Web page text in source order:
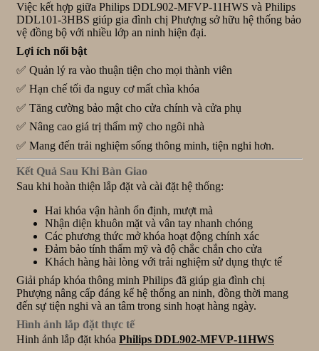
Việc kết hợp giữa Philips DDL902-MFVP-11HWS và Philips
DDL101-3HBS giúp gia đình chị Phượng sở hữu hệ thống bảo
vệ đồng bộ với nhiều lớp an ninh hiện đại.
Lợi ích nổi bật
✅ Quản lý ra vào thuận tiện cho mọi thành viên
✅ Hạn chế tối đa nguy cơ mất chìa khóa
✅ Tăng cường bảo mật cho cửa chính và cửa phụ
✅ Nâng cao giá trị thẩm mỹ cho ngôi nhà
✅ Mang đến trải nghiệm sống thông minh, tiện nghi hơn.
Kết Quả Sau Khi Bàn Giao
Sau khi hoàn thiện lắp đặt và cài đặt hệ thống:
Hai khóa vận hành ổn định, mượt mà
Nhận diện khuôn mặt và vân tay nhanh chóng
Các phương thức mở khóa hoạt động chính xác
Đảm bảo tính thẩm mỹ và độ chắc chắn cho cửa
Khách hàng hài lòng với trải nghiệm sử dụng thực tế
Giải pháp khóa thông minh Philips đã giúp gia đình chị
Phượng nâng cấp đáng kể hệ thống an ninh, đồng thời mang
đến sự tiện nghi và an tâm trong sinh hoạt hàng ngày.
Hình ảnh lắp đặt thực tế
Hinh ảnh lắp đặt khóa Philips DDL902-MFVP-11HWS